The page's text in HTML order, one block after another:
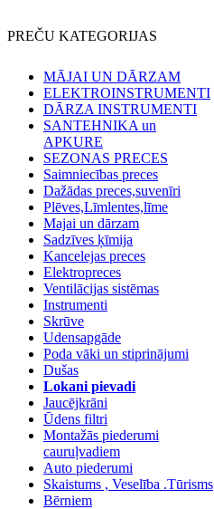
PREČU KATEGORIJAS
MĀJAI UN DĀRZAM
ELEKTROINSTRUMENTI
DĀRZA INSTRUMENTI
SANTEHNIKA un
APKURE
SEZONAS PRECES
Saimniecības preces
Dažādas preces,suvenīri
Plēves,Līmlentes,līme
Majai un dārzam
Sadzīves ķīmija
Kancelejas preces
Elektropreces
Ventilācijas sistēmas
Instrumenti
Skrūve
Udensapgāde
Poda vāki un stiprinājumi
Dušas
Lokani pievadi
Jaucējkrāni
Ūdens filtri
Montažās piederumi
cauruļvadiem
Auto piederumi
Skaistums , Veselība .Tūrisms
Bērniem